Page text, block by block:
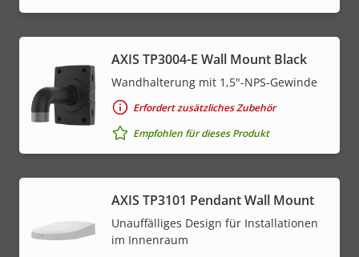
AXIS TP3004-E Wall Mount Black
Wandhalterung mit 1,5"-NPS-Gewinde
Erfordert zusätzliches Zubehör
Empfohlen für dieses Produkt
AXIS TP3101 Pendant Wall Mount
Unauffälliges Design für Installationen
im Innenraum